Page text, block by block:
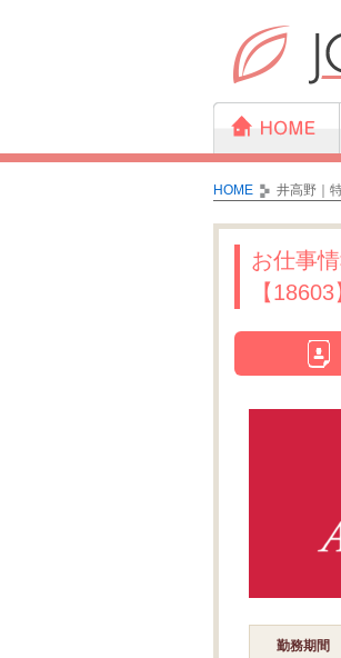
HOME 井高野｜
お仕事
【18603
勤務期間